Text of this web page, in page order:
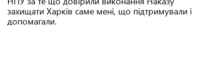
захищати Харків саме мені, що підтримували і
допомагали.